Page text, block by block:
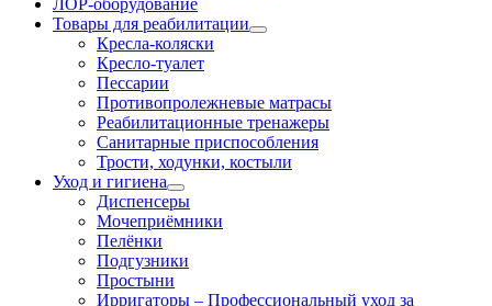
Товары для реабилитации
Кресла-коляски
Кресло-туалет
Пессарии
Противопролежневые матрасы
Реабилитационные тренажеры
Санитарные приспособления
Трости, ходунки, костыли
Уход и гигиена
Диспенсеры
Мочеприёмники
Пелёнки
Подгузники
Простыни
Ирригаторы – Профессиональный уход за